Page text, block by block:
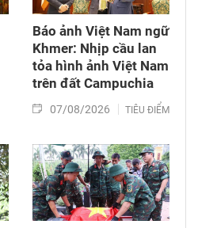
Báo ảnh Việt Nam ngữ
Khmer: Nhịp cầu lan
tỏa hình ảnh Việt Nam
trên đất Campuchia
07/08/2026 TIÊU ĐIỂM